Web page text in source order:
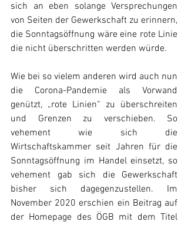
sich an eben solange Versprechungen
von Seiten der Gewerkschaft zu erinnern,
die Sonntagsöffnung wäre eine rote Linie
die nicht überschritten werden würde.
Wie bei so vielem anderen wird auch nun
die Corona-Pandemie als Vorwand
genützt, „rote Linien“ zu überschreiten
und Grenzen zu verschieben. So
vehement wie sich die
Wirtschaftskammer seit Jahren für die
Sonntagsöffnung im Handel einsetzt, so
vehement gab sich die Gewerkschaft
bisher sich dagegenzustellen. Im
November 2020 erschien ein Beitrag auf
der Homepage des ÖGB mit dem Titel